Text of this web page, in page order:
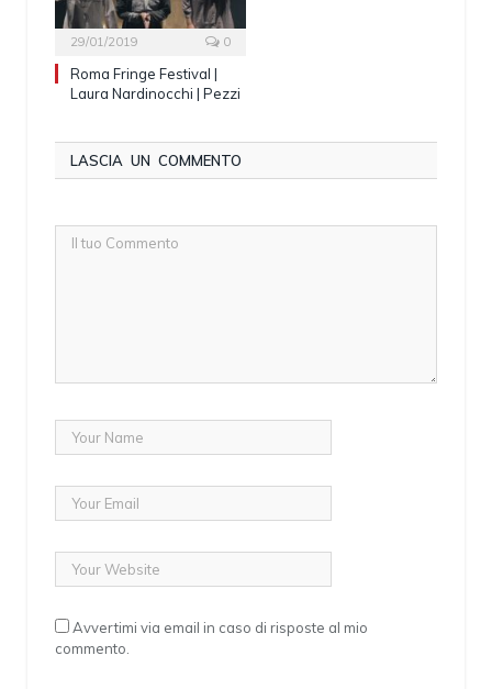
29/01/2019 0
Roma Fringe Festival |
Laura Nardinocchi | Pezzi
LASCIA UN COMMENTO
Avvertimi via email in caso di risposte al mio
commento.